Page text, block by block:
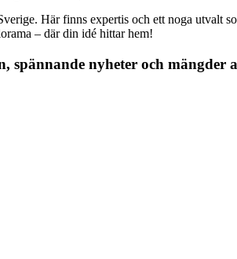
Här finns expertis och ett noga
– där din idé hittar hem!
spännande nyheter och mängder